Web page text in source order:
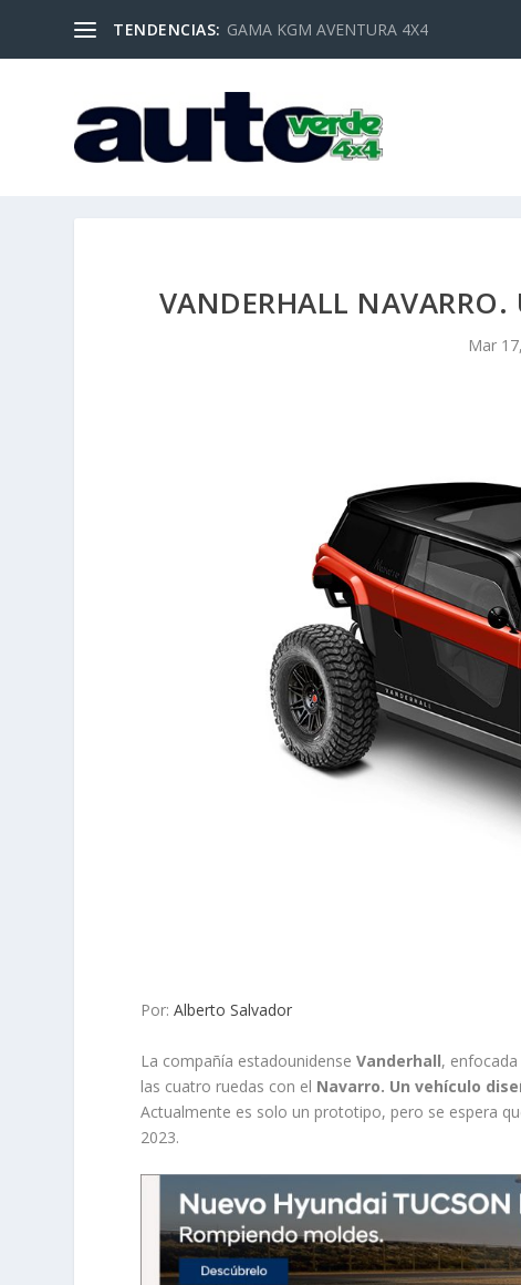
TENDENCIAS: GAMA KGM AVENTURA 4X4
VANDERHALL
Mar
Por:Alberto Salvador
La compañía estadounidenseVanderhall,
las cuatro ruedas con el Navarro. Un vehículo
Actualmente es solo un prototipo, pero se espera
2023.